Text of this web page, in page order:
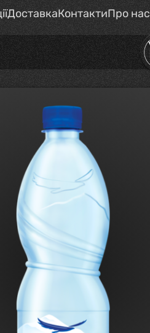
ДоставкаКонтактиПро нас